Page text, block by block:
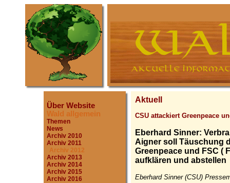
Über Website
Wald allgemein
Themen
News
Archiv 2010
Archiv 2011
Archiv 2012
Archiv 2013
Archiv 2014
Archiv 2015
Archiv 2016
Aktuell
CSU attackiert Greenpeace
Eberhard Sinner:
Aigner soll Täuschung
Greenpeace und FSC (
aufklären und abstellen
Eberhard Sinner (CSU)